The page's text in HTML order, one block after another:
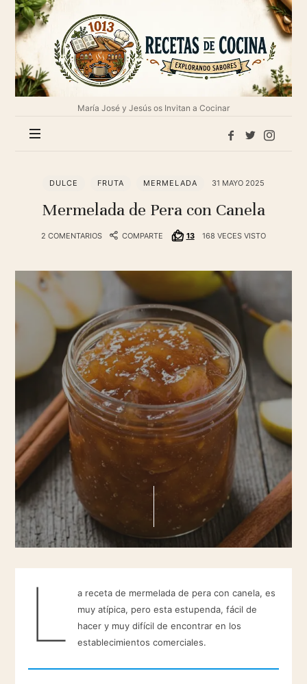
1013
Recetas
de
cocina
María José y Jesús os Invitan a Cocinar
DULCE FRUTA MERMELADA 31 MAYO 2025
Mermelada de Pera con Canela
2 COMENTARIOS COMPARTE 13 168 VECES VISTO
L
a receta de mermelada de pera con canela, es
muy atípica, pero esta estupenda, fácil de
hacer y muy difícil de encontrar en los
establecimientos comerciales.